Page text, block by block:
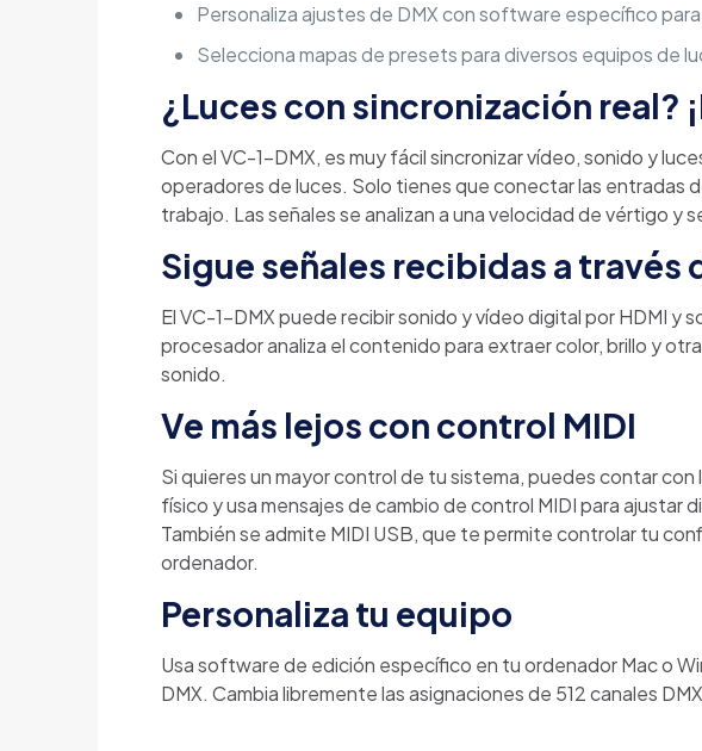
Personaliza ajustes de DMX con software específico
Selecciona mapas de presets para diversos equipos de
¿Luces con sincronización real?
Con el VC-1-DMX, es muy fácil sincronizar vídeo, sonido y
operadores de luces. Solo tienes que conectar las entradas
trabajo. Las señales se analizan a una velocidad de vértigo y
Sigue señales recibidas a través
El VC-1-DMX puede recibir sonido y vídeo digital por HDMI
procesador analiza el contenido para extraer color, brillo y
sonido.
Ve más lejos con control MIDI
Si quieres un mayor control de tu sistema, puedes contar
físico y usa mensajes de cambio de control MIDI para ajustar
También se admite MIDI USB, que te permite controlar tu
ordenador.
Personaliza tu equipo
Usa software de edición específico en tu ordenador Mac o
DMX. Cambia libremente las asignaciones de 512 canales